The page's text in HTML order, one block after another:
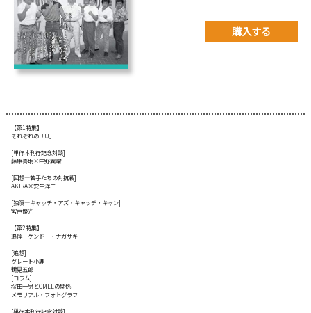
購入する
【第1特集】
それぞれの「U」
[単行本刊行記念対談]
藤原喜明×中野巽耀
[回想―若手たちの対抗戦]
AKIRA×安生洋二
[独演―キャッチ・アズ・キャッチ・キャン]
宮戸優光
【第2特集】
追悼―ケンドー・ナガサキ
[追想]
グレート小鹿
鶴見五郎
[コラム]
桜田一男とCMLLの関係
メモリアル・フォトグラフ
[単行本刊行記念対談]